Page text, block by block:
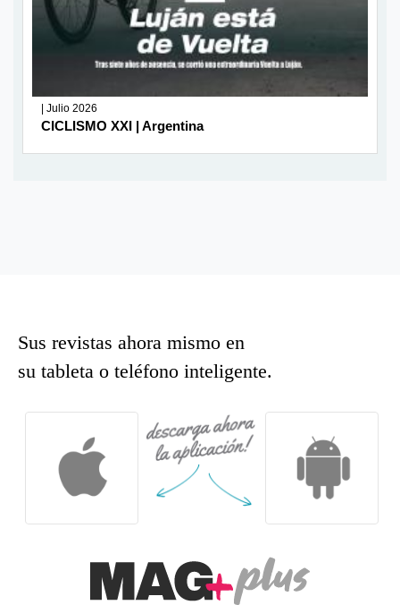
| Julio 2026
CICLISMO XXI | Argentina
Sus revistas ahora mismo en
su tableta o teléfono inteligente.